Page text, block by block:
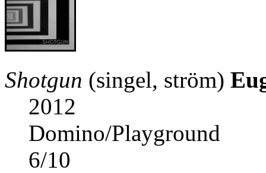
Shotgun (singel, ström)
2012
Domino/Playground
6/10